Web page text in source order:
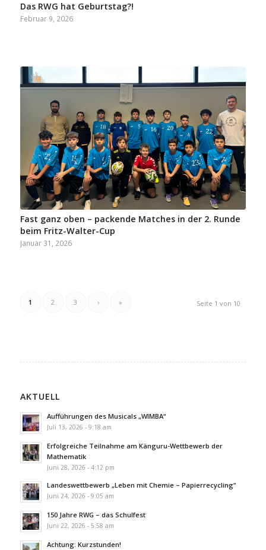
Das RWG hat Geburtstag?!
Februar 9, 2026
Fast ganz oben – packende Matches in der 2. Runde
beim Fritz-Walter-Cup
Januar 31, 2026
Seite 1 von 10
1 2 3 › »
AKTUELL
Aufführungen des Musicals „WIMBA“
Juli 13, 2026 - 9:18 am
Erfolgreiche Teilnahme am Känguru-Wettbewerb der
Mathematik
Juni 28, 2026 - 4:12 pm
Landeswettbewerb „Leben mit Chemie – Papierrecycling“
Juni 24, 2026 - 9:05 am
150 Jahre RWG – das Schulfest
Juni 22, 2026 - 5:58 am
Achtung: Kurzstunden!